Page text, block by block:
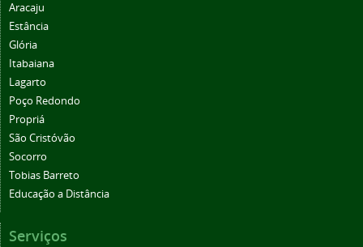
Aracaju
Estância
Glória
Itabaiana
Lagarto
Poço Redondo
Propriá
São Cristóvão
Socorro
Tobias Barreto
Educação a Distância
Serviços